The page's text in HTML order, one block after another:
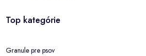
Top kategórie
Granule pre psov